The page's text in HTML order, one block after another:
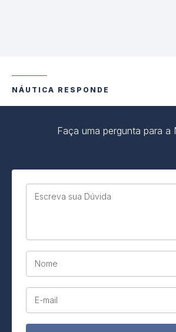
NÁUTICA RESPONDE
Faça uma pergunta para a
Escreva sua Dúvida
Nome
E-mail